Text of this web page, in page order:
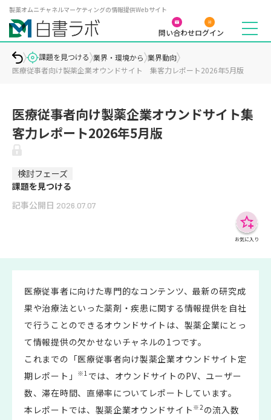
製薬オムニチャネルマーケティングの情報提供Webサイト
問い合わせログイン
課題を見つける 業界・環境から 業界動向
医療従事者向け製薬企業オウンドサイト 集客力レポート2026年5月版
医療従事者向け製薬企業オウンドサイト集
客力レポート2026年5月版
検討フェーズ
課題を見つける
記事公開日 2026.07.07
お気に入り
医療従事者に向けた専門的なコンテンツ、最新の研究成
果や治療法といった薬剤・疾患に関する情報提供を自社
で行うことのできるオウンドサイトは、製薬企業にとっ
て情報提供の欠かせないチャネルの1つです。
これまでの「医療従事者向け製薬企業オウンドサイト定
期レポート」
※1 では、オウンドサイトのPV、ユーザー
数、滞在時間、直帰率についてレポートしています。
本レポートでは、製薬企業オウンドサイト ※2の流入数